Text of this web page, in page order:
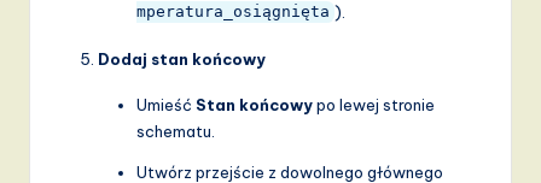
mperatura_osiągnięta ).
Dodaj stan końcowy
Umieść Stan końcowypo lewej stronie
schematu.
Utwórz przejście z dowolnego głównego